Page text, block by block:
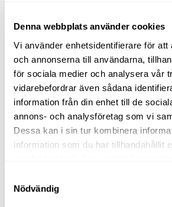
Denna webbplats använder cookies
Vi använder enhetsidentifierare för att
och annonserna till användarna,
för sociala medier och analysera vår
vidarebefordrar även sådana
information från din enhet till de
annons- och analysföretag som vi
Dessa kan i sin tur kombinera
information som du har tillhandahållit
Nödvändig
Bänkar & Pallar
Fåtöljer
Clubfåtöljer
Liggfåtöljer
Loungefåtöljer
Reclinerfåtöljer
Skinnfåtöljer
Tygfåtöljer